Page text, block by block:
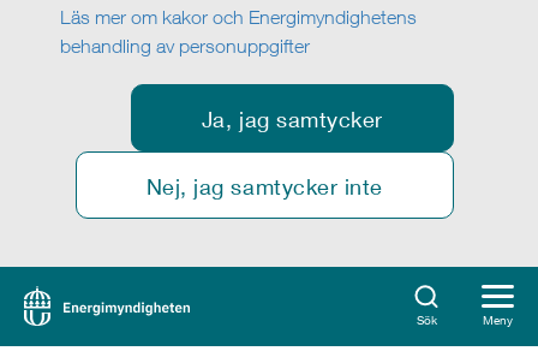
Läs mer om kakor och Energimyndighetens
behandling av personuppgifter
Ja, jag samtycker
Nej, jag samtycker inte
Sök Meny